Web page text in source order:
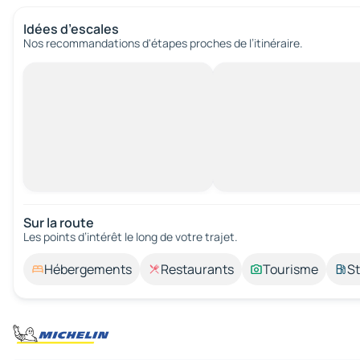
Idées d’escales
Nos recommandations d'étapes proches de l’itinéraire.
Sur la route
Les points d’intérêt le long de votre trajet.
Hébergements Restaurants Tourisme